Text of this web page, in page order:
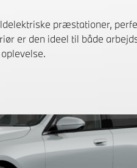
præstationer,
er den ideel til både